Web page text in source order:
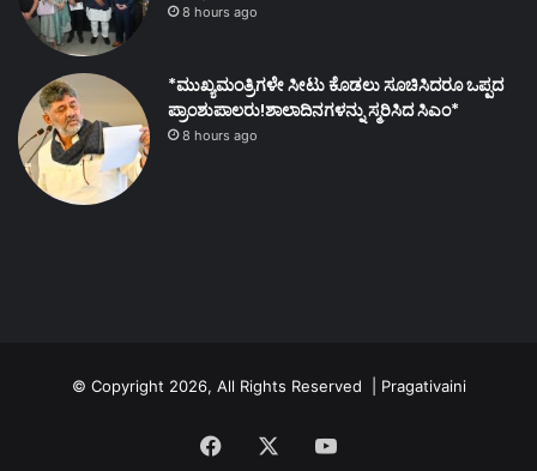
8 hours ago
*ಮುಖ್ಯಮಂತ್ರಿಗಳೇ ಸೀಟು ಕೊಡಲು ಸೂಚಿಸಿದರೂ ಒಪ್ಪದ
ಪ್ರಾಂಶುಪಾಲರು!ಶಾಲಾದಿನಗಳನ್ನು ಸ್ಮರಿಸಿದ ಸಿಎಂ*
8 hours ago
© Copyright 2026, All Rights Reserved | Pragativaini
Facebook